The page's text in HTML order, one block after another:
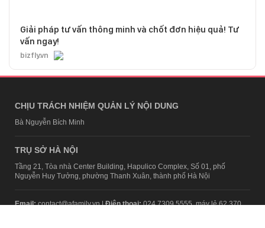
Giải pháp tư vấn thông minh và chốt đơn hiệu quả! Tư
vấn ngay!
bizfly.vn
CHỊU TRÁCH NHIỆM QUẢN LÝ NỘI DUNG
Bà Nguyễn Bích Minh
TRỤ SỞ HÀ NỘI
Tầng 21, Tòa nhà Center Building, Hapulico Complex, Số 01, phố
Nguyễn Huy Tưởng, phường Thanh Xuân, thành phố Hà Nội
Email:contact@afamily.vn |Điện thoại:024 7309 5555, máy lẻ 62.370